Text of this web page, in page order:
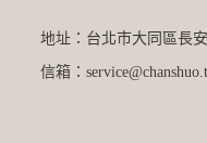
地址：台北市大同區長
信箱：